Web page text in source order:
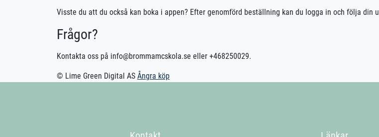
Visste du att du också kan boka i appen? Efter genomförd beställning kan du logga in och följa din
Frågor?
Kontakta oss på info@brommamcskola.se eller +468250029.
© Lime Green Digital AS Ångra köp